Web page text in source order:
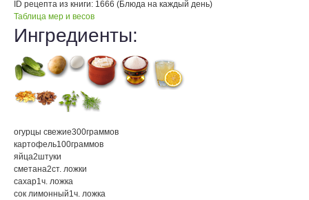
ID рецепта из книги: 1666 (Блюда на каждый день)
Таблица мер и весов
Ингредиенты:
огурцы свежие300граммов
картофель100граммов
яйца2штуки
сметана2ст. ложки
сахар1ч. ложка
сок лимонный1ч. ложка